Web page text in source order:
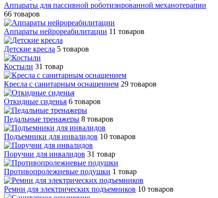
Аппараты для пассивной роботизированной механотерапии
66 товаров
Аппараты нейрореабилитации 11 товаров
Детские кресла 5 товаров
Костыли 31 товар
Кресла с санитарным оснащением 29 товаров
Откидные сиденья 6 товаров
Педальные тренажеры 8 товаров
Подъемники для инвалидов 10 товаров
Поручни для инвалидов 31 товар
Противопролежневые подушки 1 товар
Ремни для электрических подъемников 10 товаров